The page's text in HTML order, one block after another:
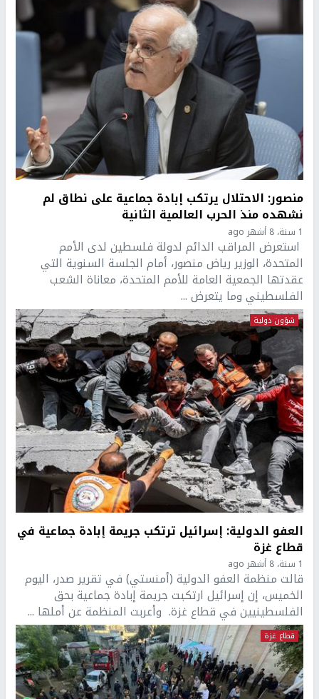
منصور: الاحتلال يرتكب إبادة جماعية على نطاق لم
نشهده منذ الحرب العالمية الثانية
1 سنة، 8 أشهر ago
استعرض المراقب الدائم لدولة فلسطين لدى الأمم
المتحدة، الوزير رياض منصور، أمام الجلسة السنوية التي
عقدتها الجمعية العامة للأمم المتحدة، معاناة الشعب
الفلسطيني وما يتعرض ...
شؤون دولية
العفو الدولية: إسرائيل ترتكب جريمة إبادة جماعية في
قطاع غزة
1 سنة، 8 أشهر ago
قالت منظمة العفو الدولية (أمنستي) في تقرير صدر، اليوم
الخميس، إن إسرائيل ارتكبت جريمة إبادة جماعية بحق
الفلسطينيين في قطاع غزة. وأعربت المنظمة عن أملها ...
قطاع غزة